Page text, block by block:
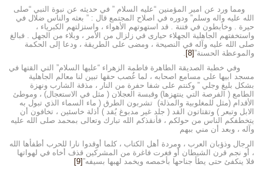
ومما ورد عن امير المؤمنين “عليه السلام ” في حديثه عن نبوة النبي “صلى
الله عليه واله وسلم” ودوره في اصلاح المجتمع قال : ” بعثه والناس ضلال في
حيرة . وخابطون في فتنة . قد استهوتهم الأهواء ، واستزلتهم الكبرياء ،
واستخفتهم الجاهلية الجهلاء حيارى في زلزال من الأمر ، وبلاء من الجهل . فبالغ
صلى الله عليه وآله في النصيحة ، ومضى على الطريقة ، ودعا إلى الحكمة
والموعظة الحسنة”[8]
.
وفي خطبة الصديقة الطاهرة فاطمة الزهراء “عليها السلام” التي القتها في
مسجد ابيها على مسامع اصحابه ، لما غُصب حقها تبين لنا معالم الجاهلية
بشكل بليغ وجلي ” وكنتم على شفا حفرة من النار ، مذقة الشارب ونهزة
الطامع ( الفرصة التي ينتهزها) وقبسة العجلان ( مثل في الاستعجال) ، وموطئ
الأقدام (مثل للمغلوبية والمذلة) تشربون الطرق ( ماء السماء الذي تبول به
الابل وتبعر ) وتقتاتون القد ( جلد غير مدبوغ يُقد ) أذلة خاسئين ، تخافون أن
يتخطفكم الناس من حولكم ، فأنقذكم الله تبارك وتعالى بمحمد صلى الله عليه
وآله ، وبعد أن مني ببهم
الرجال وذؤبان العرب ، ومردة أهل الكتاب ، كلما أوقدوا نارا للحرب أطفأها الله
، أو نجم قرن الشيطان أو فغرت فاغرة من المشركين قذف أخاه في لهواتها
فلا ينكفئ حتى يطأ جناحها بأخمصه ويخمد لهبها بسيفه”[9]